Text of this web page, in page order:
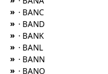
» · BANC
» · BAND
» · BANK
» · BANL
» · BANN
» · BANO